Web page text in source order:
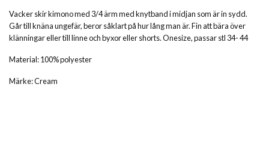
Vacker skir kimono med 3/4 ärm med knytband i midjan som är in sydd.
Går till knäna ungefär, beror såklart på hur lång man är. Fin att bära över
klänningar eller till linne och byxor eller shorts. Onesize, passar stl 34- 44
Material: 100% polyester
Märke: Cream